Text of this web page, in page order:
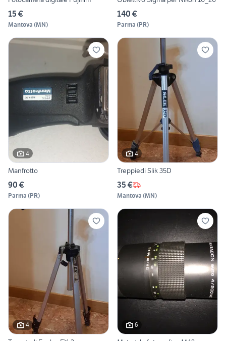
15 €
Mantova (MN)
140 €
Parma (PR)
4
Manfrotto
90 €
Parma (PR)
4
Treppiedi Slik 35D
35 €
Mantova (MN)
4 6